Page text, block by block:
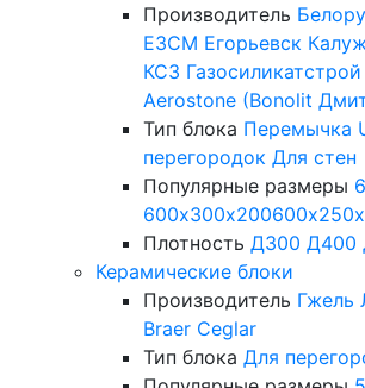
Производитель
ЕЗСМ Егорьевск
КСЗ Газосиликатстрой
Aerostone (Bonolit
Тип блока Перемычка
перегородок Для стен
Популярные размеры
600х300х200
Плотность Д300 Д400
Керамические блоки
Производитель Гжель
Braer Ceglar
Тип блока Для